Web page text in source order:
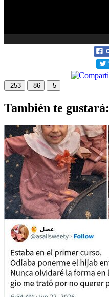
253 86 5
También te gustará: